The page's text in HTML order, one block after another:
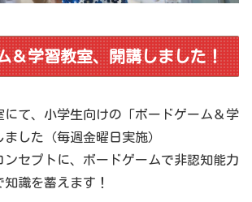
＆学習教室、開講しました！
にて、小学生向けの「ボードゲーム＆学
した（毎週金曜日実施）
ンセプトに、ボードゲームで非認知能力
識を蓄えます！